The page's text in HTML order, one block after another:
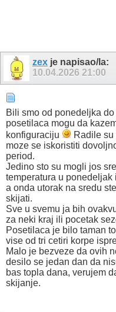
zex je napisao/la:
10.04.2026 21:00
Bili smo od ponedeljka
posetilaca mogu da
konfiguraciju
Radile su
moze se iskoristiti
period.
Jedino sto su mogli jos
temperatura u
a onda utorak na sredu
skijati.
Sve u svemu ja bih
za neki kraj ili pocetak
Posetilaca je bilo taman
vise od tri cetiri korpe
Malo je bezveze da ovih
desilo se jedan dan da
bas topla dana, verujem
skijanje.